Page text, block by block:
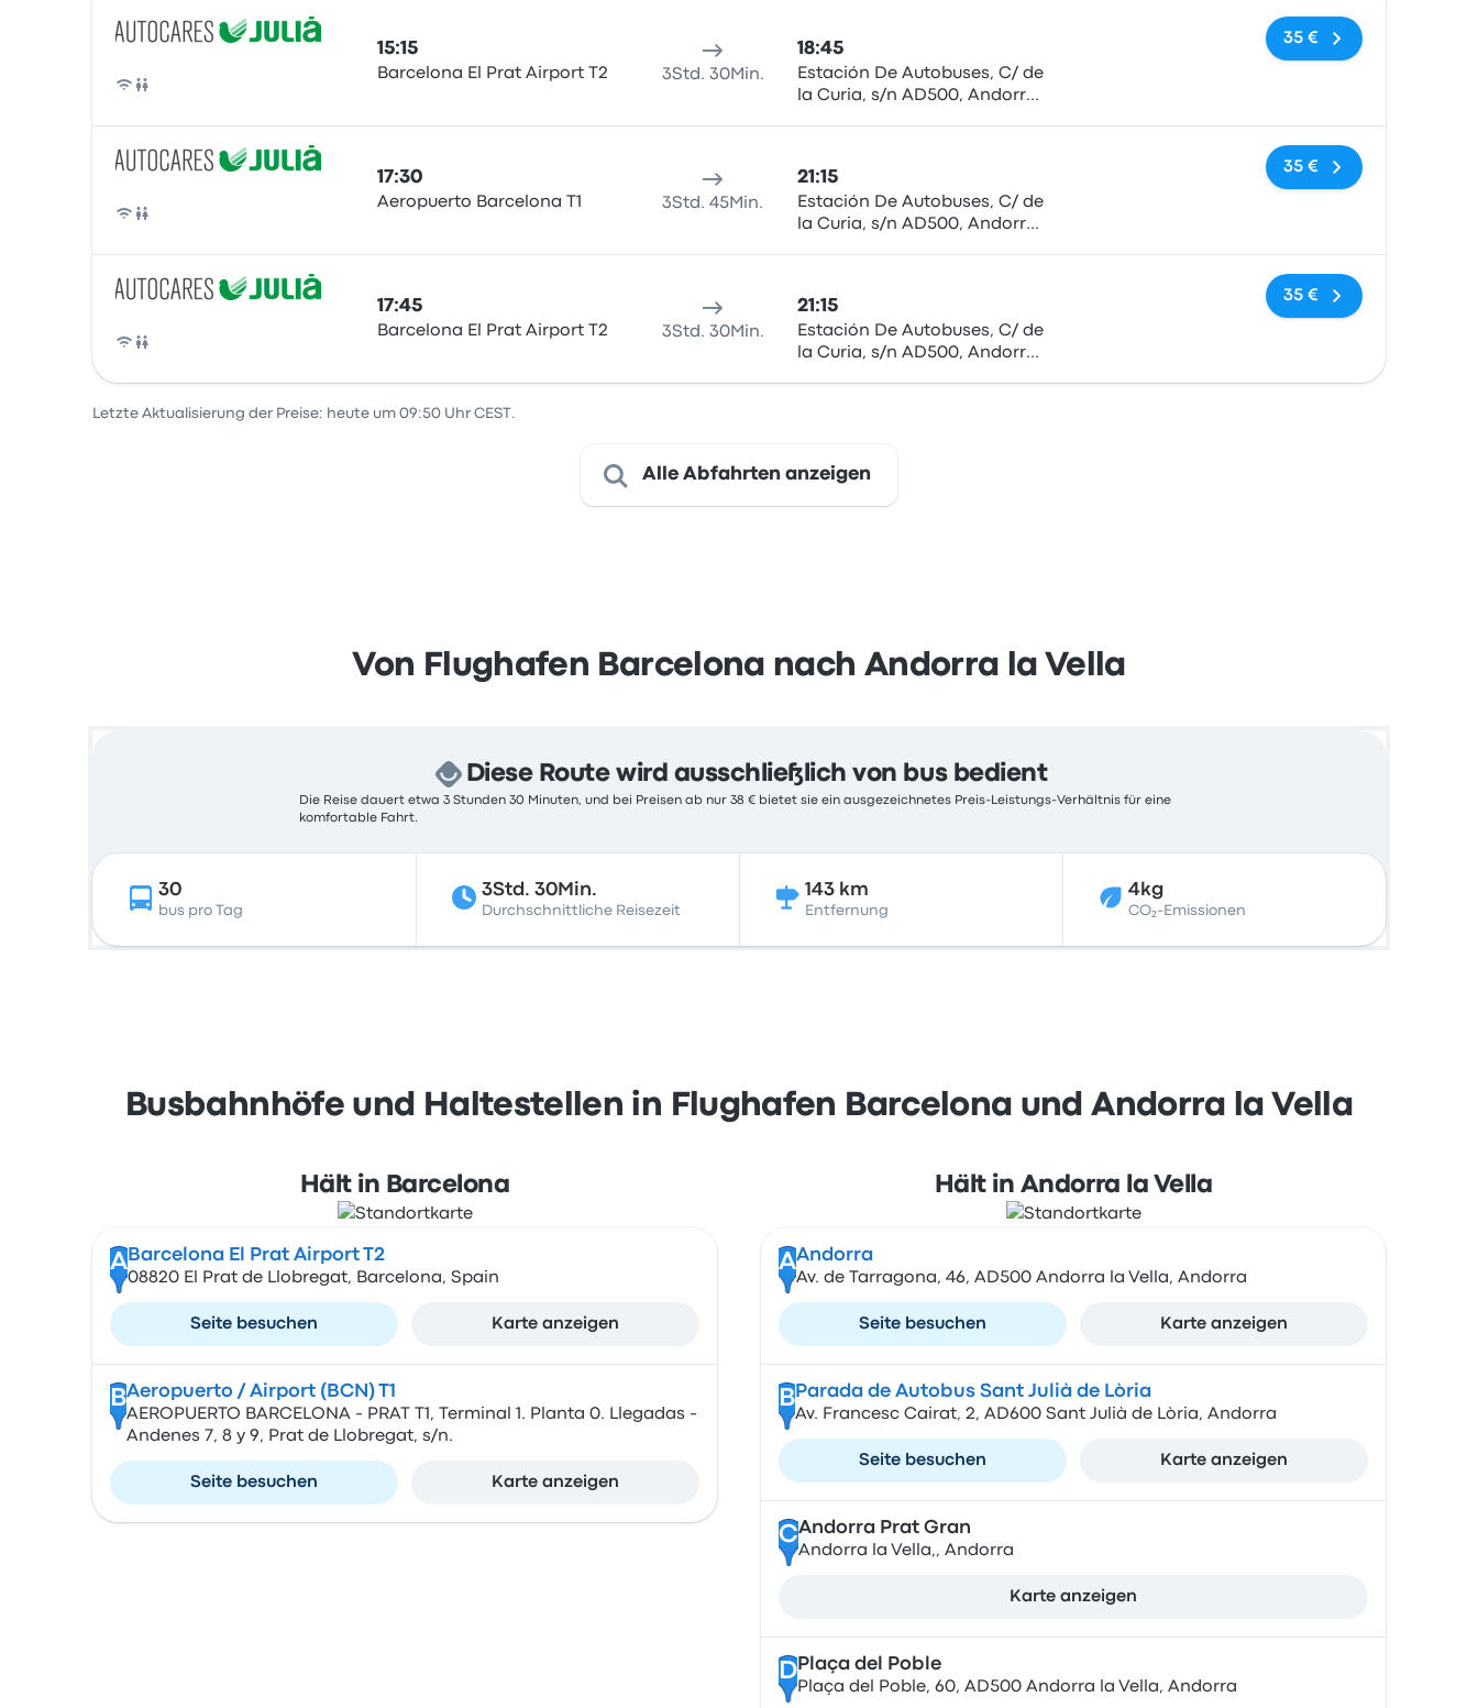
Bus
15:15
Barcelona El Prat Airport T2 3Std. 30Min.
18:45
Estación De Autobuses, C/ de
la Curia, s/n AD500, Andorra
Keine Tags
35 €
Bus
17:30
Aeropuerto Barcelona T1 3Std. 45Min.
21:15
Estación De Autobuses, C/ de
la Curia, s/n AD500, Andorra
Keine Tags
35 €
Bus
17:45
Barcelona El Prat Airport T2 3Std. 30Min.
21:15
Estación De Autobuses, C/ de
la Curia, s/n AD500, Andorra
Keine Tags
35 €
Letzte Aktualisierung der Preise: heute um 09:50 Uhr CEST.
Alle Abfahrten anzeigen
Von Flughafen Barcelona nach Andorra la Vella
Diese Route wird ausschließlich von bus bedient
Die Reise dauert etwa 3 Stunden 30 Minuten, und bei Preisen ab nur 38 € bietet sie ein ausgezeichnetes Preis-Leistungs-Verhältnis für eine
komfortable Fahrt.
30
bus pro Tag
3Std. 30Min.
Durchschnittliche Reisezeit
143 km
Entfernung
4kg
CO₂-Emissionen
Busbahnhöfe und Haltestellen in Flughafen Barcelona und Andorra la Vella
Hält in Barcelona
A Barcelona El Prat Airport T2
08820 El Prat de Llobregat, Barcelona, Spain
Seite besuchen Karte anzeigen
BAeropuerto / Airport (BCN) T1
AEROPUERTO BARCELONA - PRAT T1, Terminal 1. Planta 0. Llegadas -
Andenes 7, 8 y 9, Prat de Llobregat, s/n.
Seite besuchen Karte anzeigen
Hält in Andorra la Vella
AAndorra
Av. de Tarragona, 46, AD500 Andorra la Vella, Andorra
Seite besuchen Karte anzeigen
B Parada de Autobus Sant Julià de Lòria
Av. Francesc Cairat, 2, AD600 Sant Julià de Lòria, Andorra
Seite besuchen Karte anzeigen
CAndorra Prat Gran
Andorra la Vella,, Andorra
Karte anzeigen
DPlaça del Poble
Plaça del Poble, 60, AD500 Andorra la Vella, Andorra